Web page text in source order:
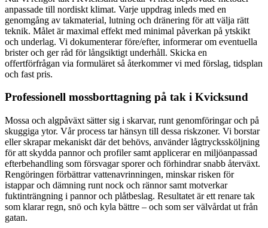
anpassade till nordiskt klimat. Varje uppdrag inleds med en
genomgång av takmaterial, lutning och dränering för att välja rätt
teknik. Målet är maximal effekt med minimal påverkan på ytskikt
och underlag. Vi dokumenterar före/efter, informerar om eventuella
brister och ger råd för långsiktigt underhåll. Skicka en
offertförfrågan via formuläret så återkommer vi med förslag, tidsplan
och fast pris.
Professionell mossborttagning på tak i Kvicksund
Mossa och algpåväxt sätter sig i skarvar, runt genomföringar och på
skuggiga ytor. Vår process tar hänsyn till dessa riskzoner. Vi borstar
eller skrapar mekaniskt där det behövs, använder lågtryckssköljning
för att skydda pannor och profiler samt applicerar en miljöanpassad
efterbehandling som försvagar sporer och förhindrar snabb återväxt.
Rengöringen förbättrar vattenavrinningen, minskar risken för
istappar och dämning runt nock och rännor samt motverkar
fuktinträngning i pannor och plåtbeslag. Resultatet är ett renare tak
som klarar regn, snö och kyla bättre – och som ser välvårdat ut från
gatan.